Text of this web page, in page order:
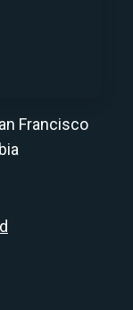
Francisco